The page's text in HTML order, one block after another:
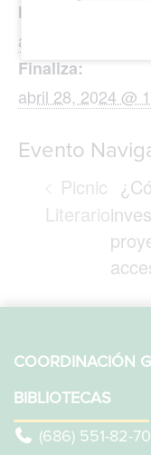
Inicio:
abril 23, 2024 @
Finaliza:
abril 28, 2024 @
Evento
Picnic
Literario
COORDINACIÓN
BIBLIOTECAS
(686) 551-82-70